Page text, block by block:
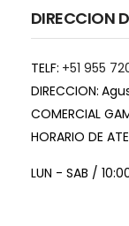
DIRECCION
TELF: +51 955
DIRECCION:
COMERCIAL
HORARIO DE
LUN - SAB /